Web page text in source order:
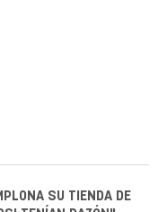
SU TIENDA DE